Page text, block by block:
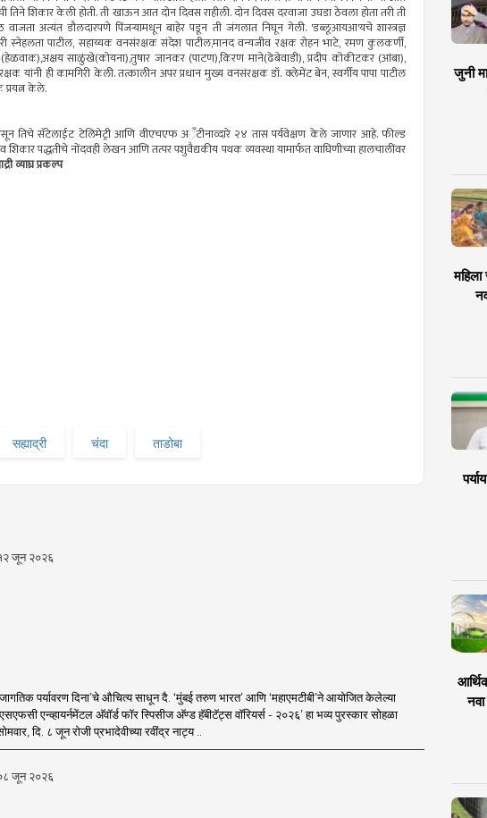
तिने शिकार केली होती. ती खाऊन आत दोन दिवस राहीली. दोन दिवस दरवाजा उघडा ठेवला होता तरी ती
वाजता अत्यंत डौलदारपणे पिंजऱ्यामधून बाहेर पडून ती जंगलात निघून गेली. 'डब्लूआयआ'यचे शास्त्रज्ञ
स्नेहलता पाटील, सहाय्यक वनसंरक्षक संदेश पाटील,मानद वन्यजीव रक्षक रोहन भाटे, रमण कुलकर्णी,
साळुंखे(कोयना),तुषार जानकर (पाटण),किरण माने(ढेबेवाडी), प्रदीप कोकीटकर (आंबा),
यांनी ही कामगिरी केली. तत्कालीन अपर प्रधान मुख्य वनसंरक्षक डॉ. क्लेमेंट बेन, स्वर्गीय पापा पाटील
प्रयत्न केले.
तिचे सॅटेलाईट टेलिमेट्री आणि वीएचएफ अॅंटीनाव्दारे २४ तास पर्यवेक्षण केले जाणार आहे. फील्ड
व शिकार पद्धतीचे नोंदवही लेखन आणि तत्पर पशुवैद्यकीय पथक व्यवस्था यामार्फत वाघिणीच्या हालचालींवर
व्याघ्र प्रकल्प
सह्याद्री चंदा ताडोबा
जून २०२६
पर्यावरण दिना’चे औचित्य साधून दै. ‘मुंबई तरुण भारत’ आणि ‘महाएमटीबी’ने आयोजित केलेल्या
एन्व्हायर्नमेंटल अ‍ॅवॉर्ड फॉर स्पिसीज अ‍ॅण्ड हॅबीटॅट्स वॉरियर्स - २०२६’ हा भव्य पुरस्कार सोहळा
दि. ८ जून रोजी प्रभादेवीच्या रवींद्र नाट्य ..
जून २०२६
जुनी
महिला
नवा